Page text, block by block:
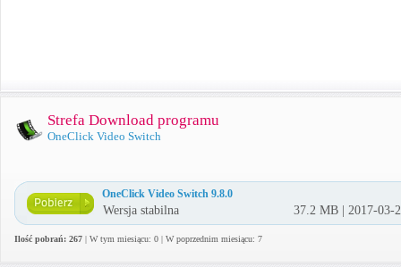
Strefa Download programu
OneClick Video Switch
OneClick Video Switch 9.8.0
Wersja stabilna 37.2 MB | 2017-03-
Ilość pobrań: 267 | W tym miesiącu: 0 | W poprzednim miesiącu: 7